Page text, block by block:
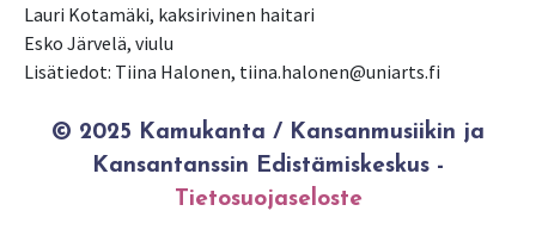
Lauri Kotamäki, kaksirivinen haitari
Esko Järvelä, viulu
Lisätiedot: Tiina Halonen, tiina.halonen@uniarts.fi
© 2025 Kamukanta / Kansanmusiikin ja
Kansantanssin Edistämiskeskus -
Tietosuojaseloste